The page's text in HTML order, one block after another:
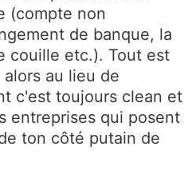
(compte non
de banque, la
couille etc.). Tout est
alors au lieu de
c'est toujours clean et
entreprises qui posent
ton côté putain de